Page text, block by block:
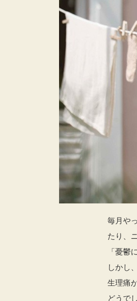
毎月や
たり、
「憂鬱
しかし
生理痛
どうで